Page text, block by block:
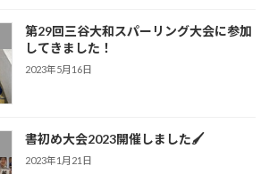
第29回三谷大和スパーリング大会に参加
してきました！
2023年5月16日
書初め大会2023開催しました🖌
2023年1月21日